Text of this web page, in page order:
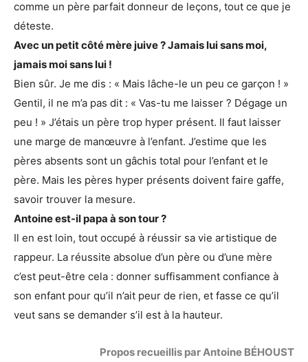
comme un père parfait donneur de leçons, tout ce que je
déteste.
Avec un petit côté mère juive ? Jamais lui sans moi,
jamais moi sans lui !
Bien sûr. Je me dis : « Mais lâche-le un peu ce garçon ! »
Gentil, il ne m’a pas dit : « Vas-tu me laisser ? Dégage un
peu ! » J’étais un père trop hyper présent. Il faut laisser
une marge de manœuvre à l’enfant. J’estime que les
pères absents sont un gâchis total pour l’enfant et le
père. Mais les pères hyper présents doivent faire gaffe,
savoir trouver la mesure.
Antoine est-il papa à son tour ?
Il en est loin, tout occupé à réussir sa vie artistique de
rappeur. La réussite absolue d’un père ou d’une mère
c’est peut-être cela : donner suffisamment confiance à
son enfant pour qu’il n’ait peur de rien, et fasse ce qu’il
veut sans se demander s’il est à la hauteur.
Propos recueillis par Antoine BÉHOUST